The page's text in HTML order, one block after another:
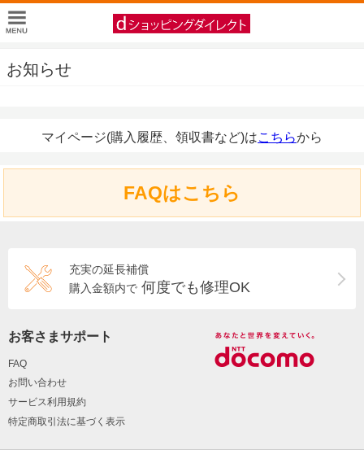
お知らせ
マイページ(購入履歴、領収書など)はこちらから
FAQはこちら
充実の延長補償
購入金額内で 何度でも修理OK
お客さまサポート
FAQ
お問い合わせ
サービス利用規約
特定商取引法に基づく表示